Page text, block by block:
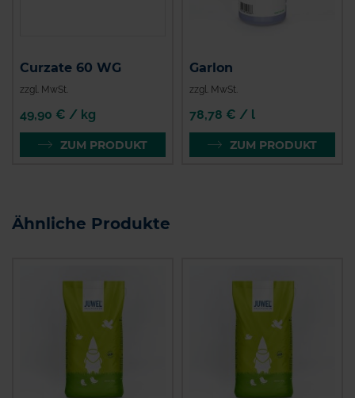
Curzate 60 WG
zzgl. MwSt.
49,90 € / kg
ZUM PRODUKT
Garlon
zzgl. MwSt.
78,78 € / l
ZUM PRODUKT
Ähnliche Produkte